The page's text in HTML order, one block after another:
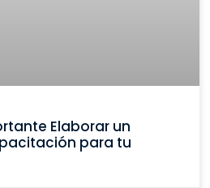
Elaborar un
para tu